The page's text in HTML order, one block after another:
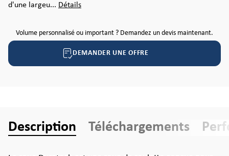
d'une largeu... Détails
Volume personnalisé ou important ? Demandez un devis maintenant.
DEMANDER UNE OFFRE
Description Téléchargements